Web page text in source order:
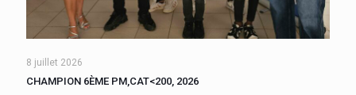
Cette année, tous les élèves de 6ème du collège se sont
8 juillet 2026
CHAMPION 6ÈME PM,CAT<200, 2026